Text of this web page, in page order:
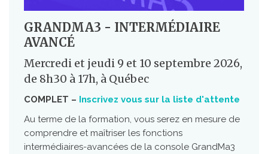
GRANDMA3 - INTERMÉDIAIRE
AVANCÉ
Mercredi et jeudi 9 et 10 septembre 2026,
de 8h30 à 17h, à Québec
COMPLET – Inscrivez vous sur la liste d'attente
Au terme de la formation, vous serez en mesure de
comprendre et maîtriser les fonctions
intermédiaires-avancées de la console GrandMa3